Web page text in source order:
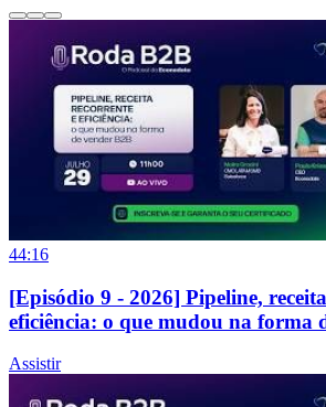
44:16
[Episódio 9 - 2026] Pipeline,
eficiência: o que mudou na forma
Assistir